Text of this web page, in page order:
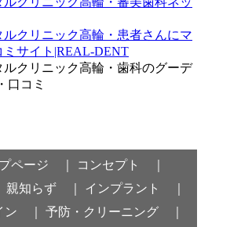
ページ ｜
コンセプト ｜
親知らず ｜
インプラント ｜
ン ｜
予防・クリーニング ｜